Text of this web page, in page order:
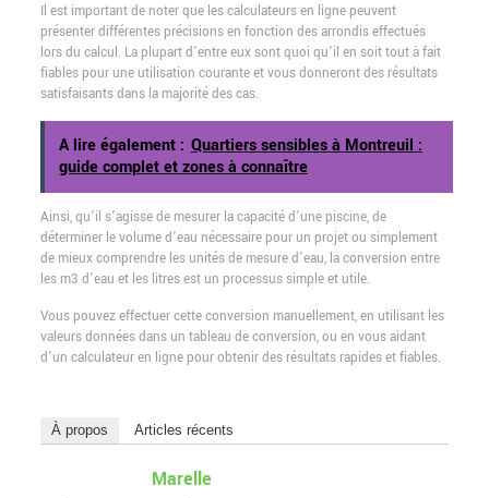
Il est important de noter que les calculateurs en ligne peuvent
présenter différentes précisions en fonction des arrondis effectués
lors du calcul. La plupart d’entre eux sont quoi qu’il en soit tout à fait
fiables pour une utilisation courante et vous donneront des résultats
satisfaisants dans la majorité des cas.
A lire également : Quartiers sensibles à Montreuil :
guide complet et zones à connaître
Ainsi, qu’il s’agisse de mesurer la capacité d’une piscine, de
déterminer le volume d’eau nécessaire pour un projet ou simplement
de mieux comprendre les unités de mesure d’eau, la conversion entre
les m3 d’eau et les litres est un processus simple et utile.
Vous pouvez effectuer cette conversion manuellement, en utilisant les
valeurs données dans un tableau de conversion, ou en vous aidant
d’un calculateur en ligne pour obtenir des résultats rapides et fiables.
À propos Articles récents
Marelle